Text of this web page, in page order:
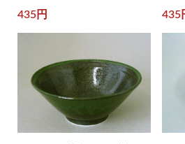
435円 435